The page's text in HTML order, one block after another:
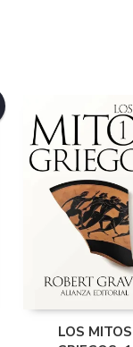
LOS MITOS